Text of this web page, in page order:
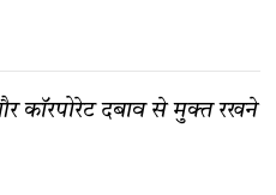
कॉरपोरेट दबाव से मुक्त रखने